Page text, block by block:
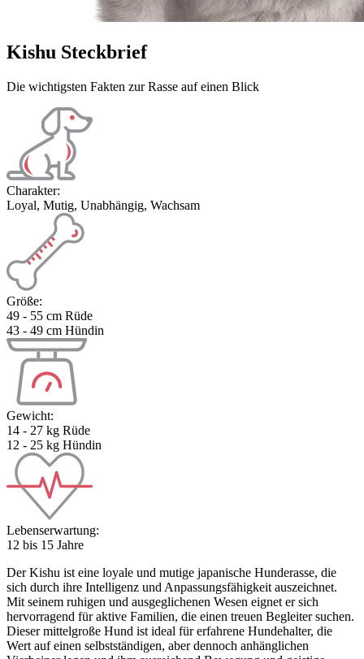
Kishu Steckbrief
Die wichtigsten Fakten zur Rasse auf einen Blick
Charakter:
Loyal, Mutig, Unabhängig, Wachsam
Größe:
49 - 55 cm Rüde
43 - 49 cm Hündin
Gewicht:
14 - 27 kg Rüde
12 - 25 kg Hündin
Lebenserwartung:
12 bis 15 Jahre
Der Kishu ist eine loyale und mutige japanische Hunderasse, die
sich durch ihre Intelligenz und Anpassungsfähigkeit auszeichnet.
Mit seinem ruhigen und ausgeglichenen Wesen eignet er sich
hervorragend für aktive Familien, die einen treuen Begleiter suchen.
Dieser mittelgroße Hund ist ideal für erfahrene Hundehalter, die
Wert auf einen selbstständigen, aber dennoch anhänglichen